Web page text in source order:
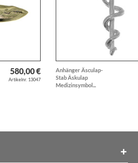
580,00 €
Artikelnr. 13047
Anhänger Äsculap-
Stab Äskulap
Medizinsymbol...